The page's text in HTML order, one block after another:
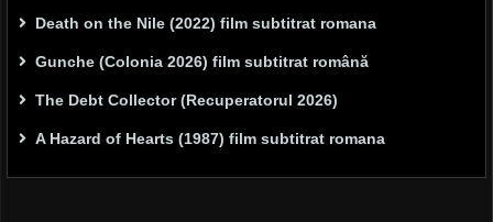
Death on the Nile (2022) film subtitrat romana
Gunche (Colonia 2026) film subtitrat română
The Debt Collector (Recuperatorul 2026)
A Hazard of Hearts (1987) film subtitrat romana